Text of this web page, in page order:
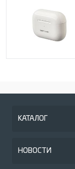
КАТАЛОГ
НОВОСТИ